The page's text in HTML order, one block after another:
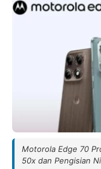
Motorola Edge 70
50x dan Pengisian